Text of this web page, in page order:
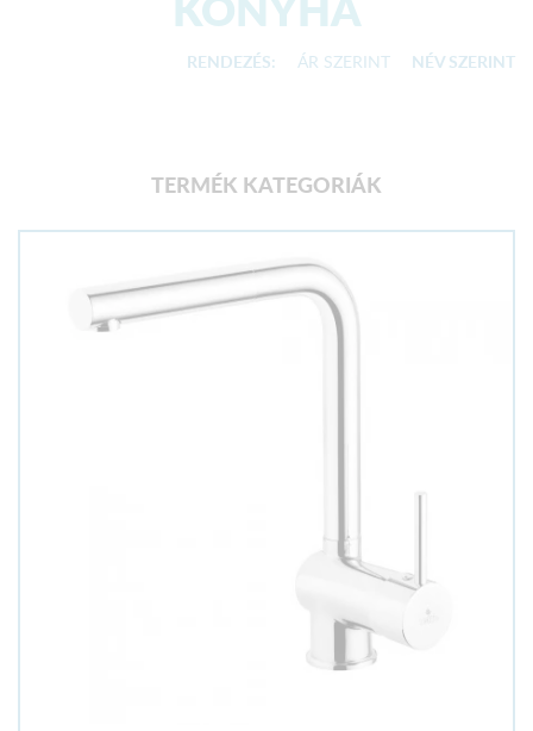
RENDEZÉS: ÁR SZERINT NÉV SZERINT
TERMÉK KATEGORIÁK